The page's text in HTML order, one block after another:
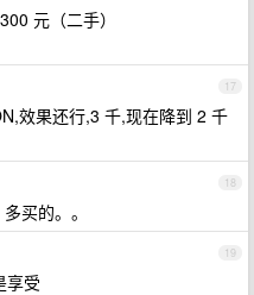
元（二手）
17
效果还行,3 千,现在降到 2 千
18
买的。。
19
享受